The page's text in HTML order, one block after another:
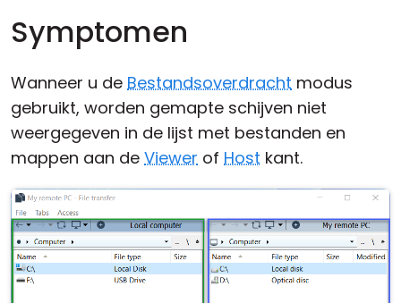
Symptomen
Wanneer u de Bestandsoverdracht modus
gebruikt, worden gemapte schijven niet
weergegeven in de lijst met bestanden en
mappen aan de Viewer of Host kant.